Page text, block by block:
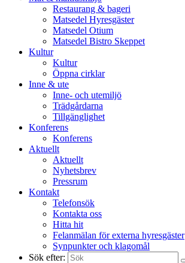
Restaurang & bageri
Matsedel Hyresgäster
Matsedel Otium
Matsedel Bistro Skeppet
Kultur
Kultur
Öppna cirklar
Inne & ute
Inne- och utemiljö
Trädgårdarna
Tillgänglighet
Konferens
Konferens
Aktuellt
Aktuellt
Nyhetsbrev
Pressrum
Kontakt
Telefonsök
Kontakta oss
Hitta hit
Felanmälan för externa hyresgäster
Synpunkter och klagomål
Sök efter: